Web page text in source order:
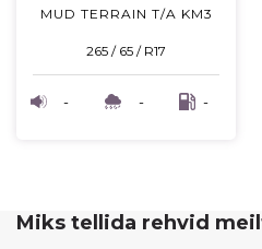
MUD TERRAIN T/A KM3
265 / 65 / R17
- - -
Miks tellida rehvid